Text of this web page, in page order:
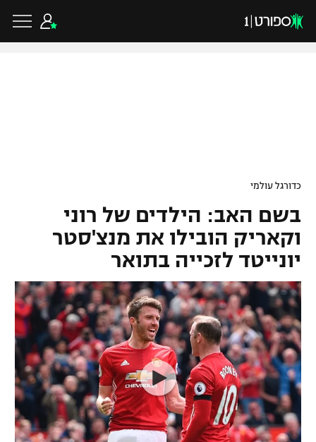
VOD
רץ ברשת
גביע הטוטו
ליגיונרים
גביע המדינה
נבחרת ישראל
מכבי חיפה
בית"ר ירושלים
מכבי תל אביב
ליגת האלופות
ליגה אירופית
ליגה אנגלית
ליגה גרמנית
ליגה ספרדית
ליגה איטלקית
ליגה צרפתית
כדורסל ישראלי
ליגת ווינר סל
ליגה לאומית
כדורסל נשים
מכבי תל אביב
הפועל חולון
הפועל ירושלים
כדורסל עולמי
NBA
יורוליג
יורוקאפ
ענפים נוספים
טניס
כדוריד
כדורעף
כדורגל עולמי
בשם האב: הילדים של רוני
וקאריק הובילו את מנצ'סטר
יונייטד לזכייה בתואר